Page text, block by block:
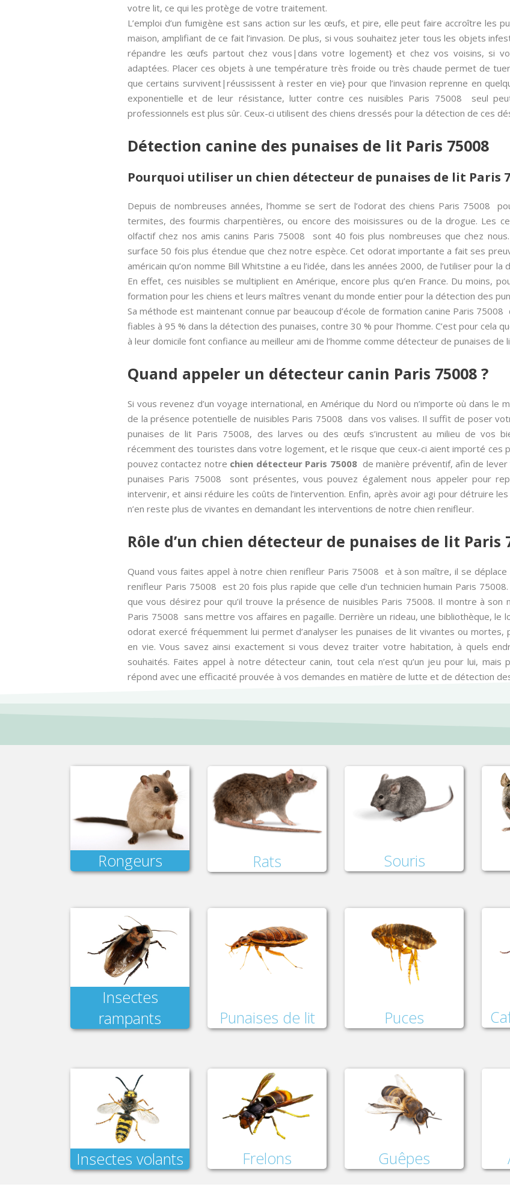
votre lit, ce qui les protège de votre traitement.
L’emploi d’un fumigène est sans action sur les œufs, et pire, elle peut faire accroître les
maison, amplifiant de ce fait l’invasion. De plus, si vous souhaitez jeter tous les objets
répandre les œufs partout chez vous|dans votre logement} et chez vos voisins, si
adaptées. Placer ces objets à une température très froide ou très chaude permet de
que certains survivent|réussissent à rester en vie} pour que l’invasion reprenne en
exponentielle et de leur résistance, lutter contre ces nuisibles Paris 75008 seul
professionnels est plus sûr. Ceux-ci utilisent des chiens dressés pour la détection de ces
Détection canine des punaises de lit Paris 75008
Pourquoi utiliser un chien détecteur de punaises de lit Paris
Depuis de nombreuses années, l’homme se sert de l’odorat des chiens Paris 75008
termites, des fourmis charpentières, ou encore des moisissures ou de la drogue. Les
olfactif chez nos amis canins Paris 75008 sont 40 fois plus nombreuses que chez
surface 50 fois plus étendue que chez notre espèce. Cet odorat importante a fait ses
américain qu’on nomme Bill Whitstine a eu l’idée, dans les années 2000, de l’utiliser pour
En effet, ces nuisibles se multiplient en Amérique, encore plus qu’en France. Du moins,
formation pour les chiens et leurs maîtres venant du monde entier pour la détection des
Sa méthode est maintenant connue par beaucoup d’école de formation canine Paris
fiables à 95 % dans la détection des punaises, contre 30 % pour l’homme. C’est pour cela
à leur domicile font confiance au meilleur ami de l’homme comme détecteur de punaises de
Quand appeler un détecteur canin Paris 75008 ?
Si vous revenez d’un voyage international, en Amérique du Nord ou n’importe où dans le
de la présence potentielle de nuisibles Paris 75008 dans vos valises. Il suffit de poser
punaises de lit Paris 75008, des larves ou des œufs s’incrustent au milieu de vos
récemment des touristes dans votre logement, et le risque que ceux-ci aient importé ces
pouvez contactez notre chien détecteur Paris 75008de manière préventif, afin de lever
punaises Paris 75008 sont présentes, vous pouvez également nous appeler pour
intervenir, et ainsi réduire les coûts de l’intervention. Enfin, après avoir agi pour détruire
n’en reste plus de vivantes en demandant les interventions de notre chien renifleur.
Rôle d’un chien détecteur de punaises de lit Paris
Quand vous faites appel à notre chien renifleur Paris 75008 et à son maître, il se déplace
renifleur Paris 75008 est 20 fois plus rapide que celle d’un technicien humain Paris
que vous désirez pour qu’il trouve la présence de nuisibles Paris 75008. Il montre à son
Paris 75008 sans mettre vos affaires en pagaille. Derrière un rideau, une bibliothèque, le
odorat exercé fréquemment lui permet d’analyser les punaises de lit vivantes ou mortes,
en vie. Vous savez ainsi exactement si vous devez traiter votre habitation, à quels
souhaités. Faites appel à notre détecteur canin, tout cela n’est qu’un jeu pour lui, mais
répond avec une efficacité prouvée à vos demandes en matière de lutte et de détection
Rongeurs Rats Souris
Insectes
rampants
Punaises de lit Puces
Insectes volants Frelons Guêpes